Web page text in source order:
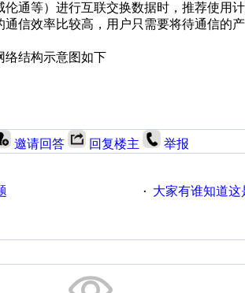
通等）进行互联交换数据时，推荐使用
通信效率比较高，用户只需要将待通信的
络结构示意图如下
邀请回答 回复楼主 举报
· 大家有谁知道